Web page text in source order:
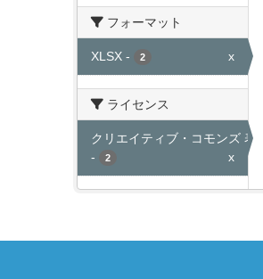
フォーマット
XLSX - 2 x
ライセンス
クリエイティブ・コモンズ 表示
-
2 x